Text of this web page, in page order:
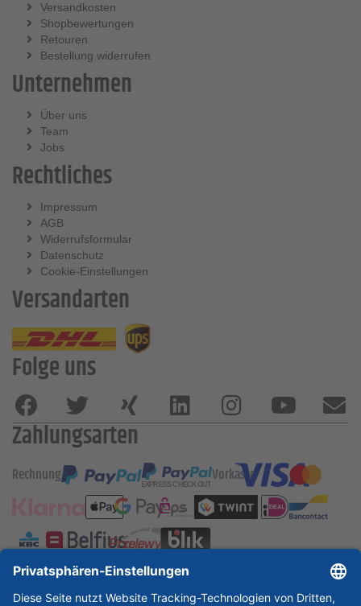
Versandkosten
Shopbewertungen
Retouren
Bestellung widerrufen
Unternehmen
Über uns
Team
Jobs
Rechtliches
Impressum
AGB
Widerrufsformular
Datenschutz
Cookie-Einstellungen
Versandarten
Folge uns
Zahlungsarten
Rechnung Vorkasse
ESSKA International
new